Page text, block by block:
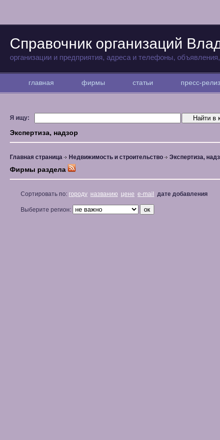
Справочник организаций
организации и предприятия, адреса и телефоны,
главная фирмы статьи пресс-
Я ищу:
Экспертиза, надзор
Главная страница Недвижимость и строительство Экспертиза,
Фирмы раздела
Сортировать по: городу названию цене e-mail дате добавления
Выберите регион: